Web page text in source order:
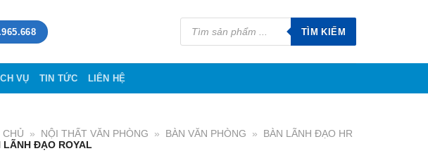
Tìm
kiếm
phẩm
TÌM KIẾM
VỤ TIN TỨC LIÊN HỆ
CHỦ » NỘI THẤT VĂN PHÒNG » BÀN VĂN PHÒNG »
BÀN LÃNH ĐẠO HR
LÃNH ĐẠO ROYAL